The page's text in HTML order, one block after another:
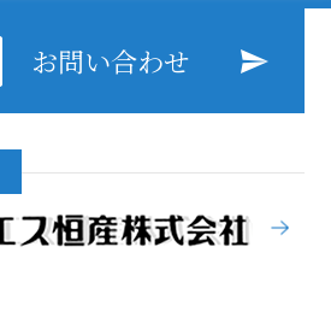
お問い合わせ